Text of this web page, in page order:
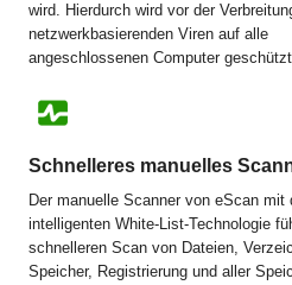
wird. Hierdurch wird vor der
netzwerkbasierenden Viren auf alle
angeschlossenen Computer
Schnelleres manuelles
Der manuelle Scanner von eScan mit
intelligenten White-List-Technologie
schnelleren Scan von Dateien,
Speicher, Registrierung und aller